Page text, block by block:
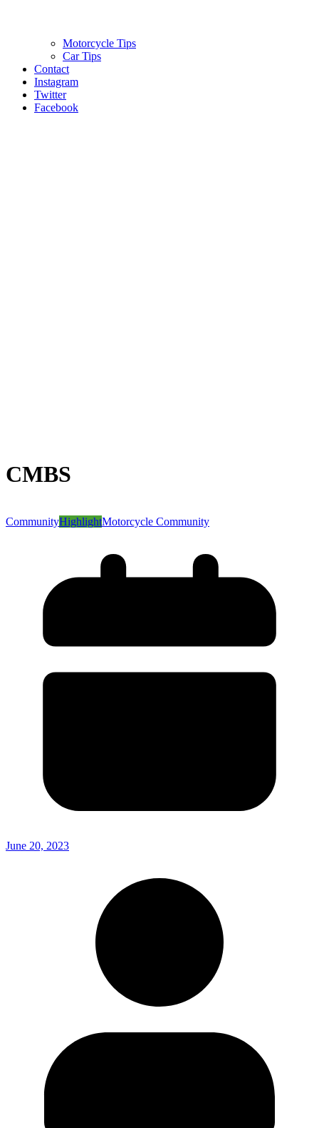
Motorcycle Tips
Car Tips
Contact
Instagram
Twitter
Facebook
CMBS
CommunityHighlightMotorcycle Community
June 20, 2023